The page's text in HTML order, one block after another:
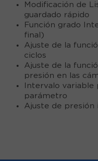
Modificación de
guardado rápido
Función grado
final)
Ajuste de la
ciclos
Ajuste de la
presión en las
Intervalo variable
parámetro
Ajuste de presión